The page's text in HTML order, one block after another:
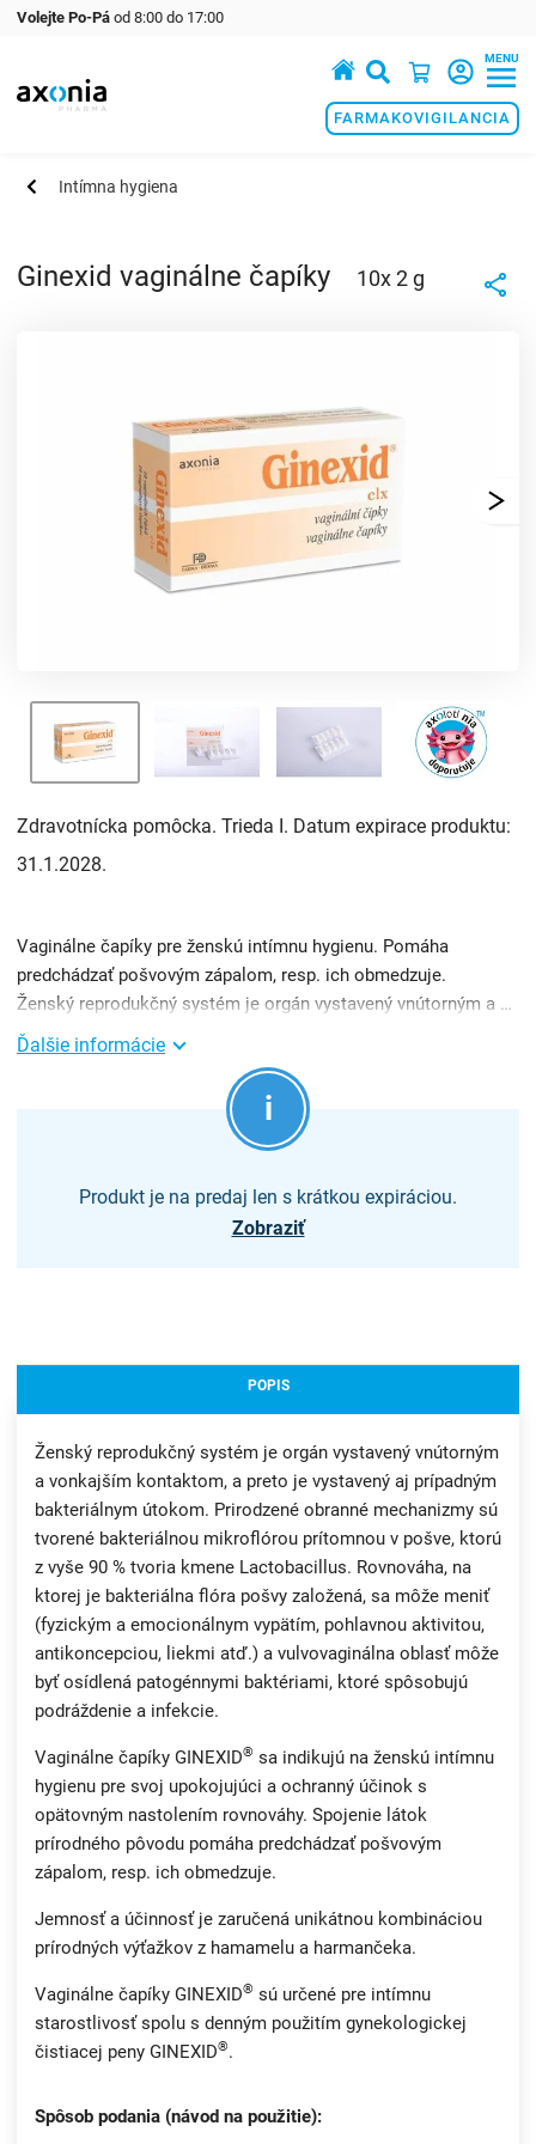
Volejte Po-Pá od 8:00 do 17:00
MENU
FARMAKOVIGILANCIA
Intímna hygiena
Ginexid vaginálne čapíky 10x 2 g
Zdravotnícka pomôcka. Trieda I. Datum expirace produktu:
31.1.2028.
Vaginálne čapíky pre ženskú intímnu hygienu. Pomáha
predchádzať pošvovým zápalom, resp. ich obmedzuje.
Ženský reprodukčný systém je orgán vystavený vnútorným a vonkajším kontaktom, a preto je vystavený aj prípadný ...
Ďalšie informácie
Produkt je na predaj len s krátkou expiráciou.
Zobraziť
POPIS
Ženský reprodukčný systém je orgán vystavený vnútorným
a vonkajším kontaktom, a preto je vystavený aj prípadným
bakteriálnym útokom. Prirodzené obranné mechanizmy sú
tvorené bakteriálnou mikroflórou prítomnou v pošve, ktorú
z vyše 90 % tvoria kmene Lactobacillus. Rovnováha, na
ktorej je bakteriálna flóra pošvy založená, sa môže meniť
(fyzickým a emocionálnym vypätím, pohlavnou aktivitou,
antikoncepciou, liekmi atď.) a vulvovaginálna oblasť môže
byť osídlená patogénnymi baktériami, ktoré spôsobujú
podráždenie a infekcie.
Vaginálne čapíky GINEXID® sa indikujú na ženskú intímnu
hygienu pre svoj upokojujúci a ochranný účinok s
opätovným nastolením rovnováhy. Spojenie látok
prírodného pôvodu pomáha predchádzať pošvovým
zápalom, resp. ich obmedzuje.
Jemnosť a účinnosť je zaručená unikátnou kombináciou
prírodných výťažkov z hamamelu a harmančeka.
Vaginálne čapíky GINEXID® sú určené pre intímnu
starostlivosť spolu s denným použitím gynekologickej
čistiacej peny GINEXID®.
Spôsob podania (návod na použitie):